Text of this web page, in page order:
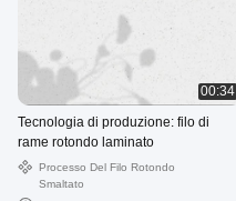
00:34
Tecnologia di produzione: filo di
rame rotondo laminato
Processo Del Filo Rotondo
Smaltato